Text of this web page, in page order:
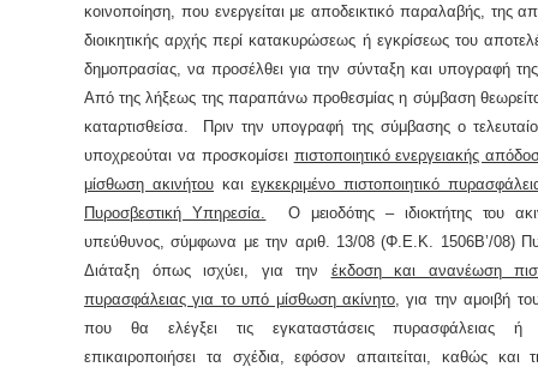
κοινοποίηση, που ενεργείται με αποδεικτικό παραλαβής, της
διοικητικής αρχής περί κατακυρώσεως ή εγκρίσεως του
δημοπρασίας, να προσέλθει για την σύνταξη και υπογραφή
Από της λήξεως της παραπάνω προθεσμίας η σύμβαση
καταρτισθείσα. Πριν την υπογραφή της σύμβασης ο
υποχρεούται να προσκομίσει πιστοποιητικό ενεργειακής
μίσθωση ακινήτου καιεγκεκριμένο πιστοποιητικό
Πυροσβεστική Υπηρεσία.
Ο μειοδότης – ιδιοκτήτης του
υπεύθυνος, σύμφωνα με την αριθ. 13/08 (Φ.Ε.Κ. 1506Β’/08)
Διάταξη όπως ισχύει, για την έκδοση και ανανέωση
πυρασφάλειας για το υπό μίσθωση ακίνητο , για την αμοιβή
που θα ελέγξει τις εγκαταστάσεις πυρασφάλειας
επικαιροποιήσει τα σχέδια, εφόσον απαιτείται, καθώς και